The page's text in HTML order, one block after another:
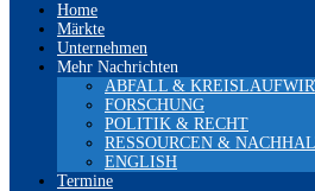
Home
Märkte
Unternehmen
Mehr Nachrichten
ABFALL &
FORSCHUNG
POLITIK & RECHT
RESSOURCEN &
ENGLISH
Termine